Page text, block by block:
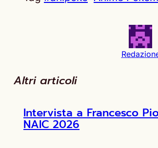
Altri articoli
Intervista a Francesco
NAIC 2026